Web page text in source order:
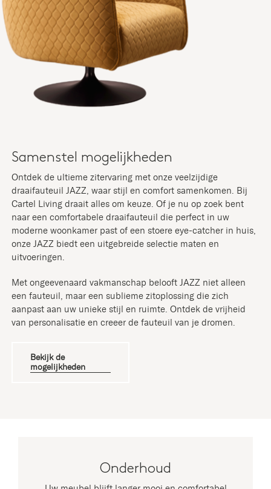
Samenstel mogelijkheden
Ontdek de ultieme zitervaring met onze veelzijdige
draaifauteuil JAZZ, waar stijl en comfort samenkomen. Bij
Cartel Living draait alles om keuze. Of je nu op zoek bent
naar een comfortabele draaifauteuil die perfect in uw
moderne woonkamer past of een stoere eye-catcher in huis,
onze JAZZ biedt een uitgebreide selectie maten en
uitvoeringen.
Met ongeëvenaard vakmanschap belooft JAZZ niet alleen
een fauteuil, maar een sublieme zitoplossing die zich
aanpast aan uw unieke stijl en ruimte. Ontdek de vrijheid
van personalisatie en creëer de fauteuil van je dromen.
Bekijk de
mogelijkheden
Onderhoud